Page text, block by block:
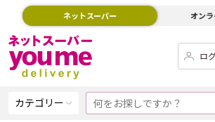
ネットスーパー オン
ロ
カテゴリー